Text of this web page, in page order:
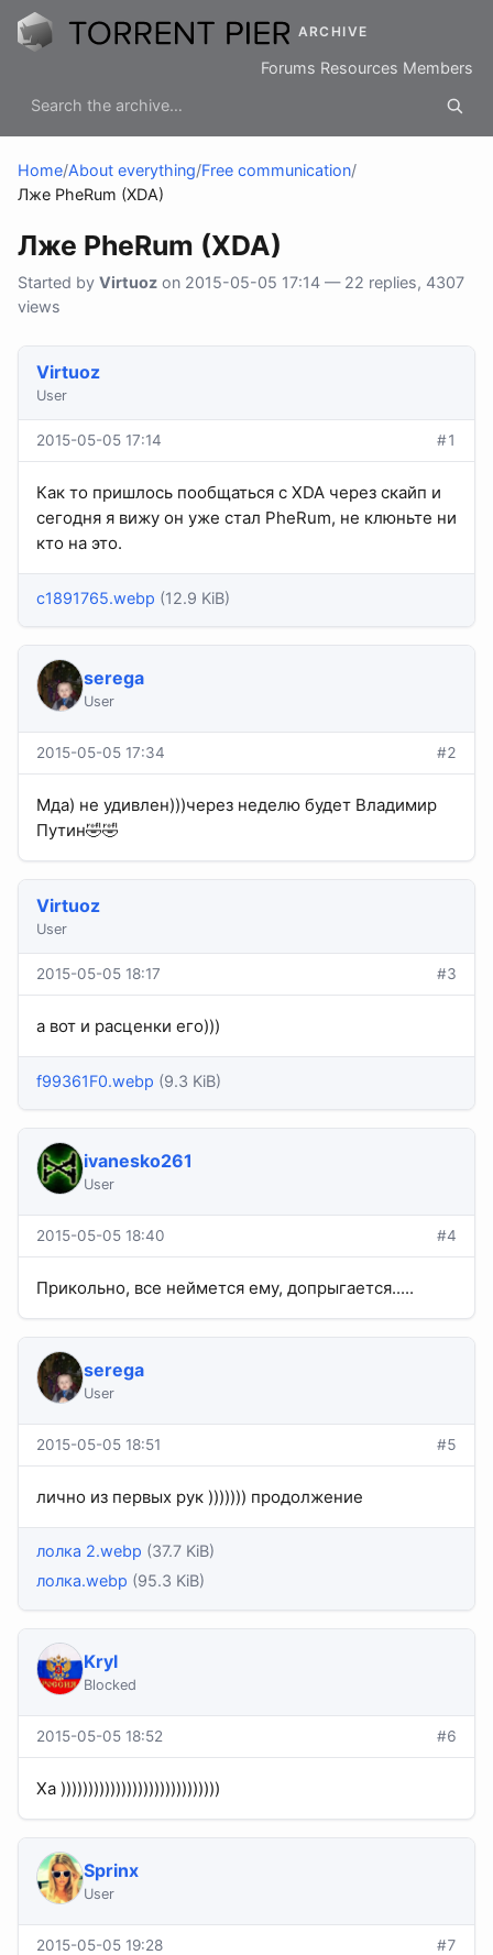
ARCHIVE
Forums Resources Members
Home/About everything/Free communication/
Лже PheRum (XDA)
Лже PheRum (XDA)
Started by Virtuoz on 2015-05-05 17:14 — 22 replies, 4307
views
Virtuoz
User
2015-05-05 17:14 #1
Как то пришлось пообщаться с XDA через скайп и
сегодня я вижу он уже стал PheRum, не клюньте ни
кто на это.
c1891765.webp (12.9 KiB)
serega
User
2015-05-05 17:34 #2
Мда) не удивлен)))через неделю будет Владимир
Путин🤣🤣
Virtuoz
User
2015-05-05 18:17 #3
а вот и расценки его)))
f99361F0.webp (9.3 KiB)
ivanesko261
User
2015-05-05 18:40 #4
Прикольно, все неймется ему, допрыгается.....
serega
User
2015-05-05 18:51 #5
лично из первых рук ))))))) продолжение
лолка 2.webp (37.7 KiB)
лолка.webp (95.3 KiB)
Kryl
Blocked
2015-05-05 18:52 #6
Ха )))))))))))))))))))))))))))))
Sprinx
User
2015-05-05 19:28 #7